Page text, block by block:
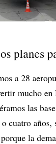
planes
a 28
mucho
las
cuatro
la